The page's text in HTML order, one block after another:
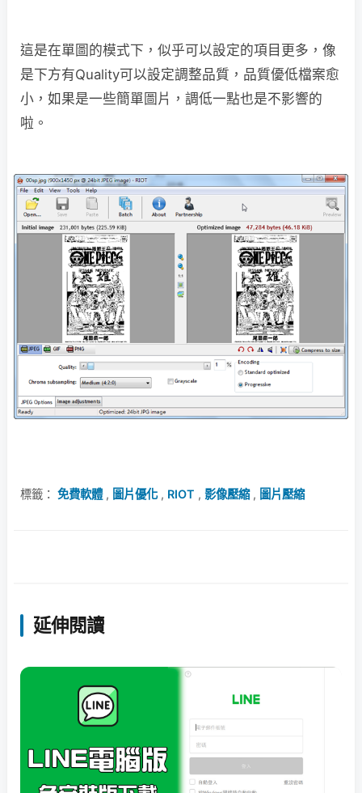
這是在單圖的模式下，似乎可以設定的項目更多，像
是下方有Quality可以設定調整品質，品質優低檔案愈
小，如果是一些簡單圖片，調低一點也是不影響的
啦。
標籤： 免費軟體, 圖片優化, RIOT , 影像壓縮, 圖片壓縮
延伸閱讀